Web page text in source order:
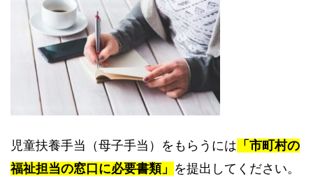
児童扶養手当（母子手当）をもらうには 「市町村の
福祉担当の窓口に必要書類」 を提出してください。